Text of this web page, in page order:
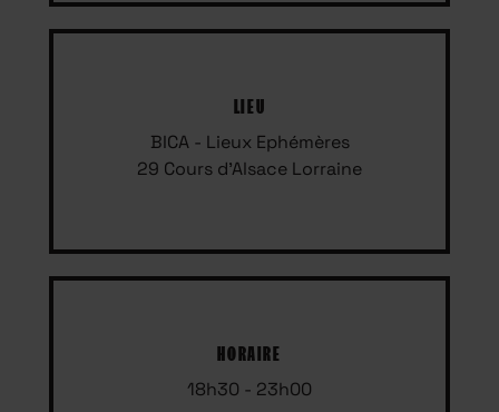
LIEU
BICA - Lieux Ephémères
29 Cours d'Alsace Lorraine
HORAIRE
18h30 - 23h00